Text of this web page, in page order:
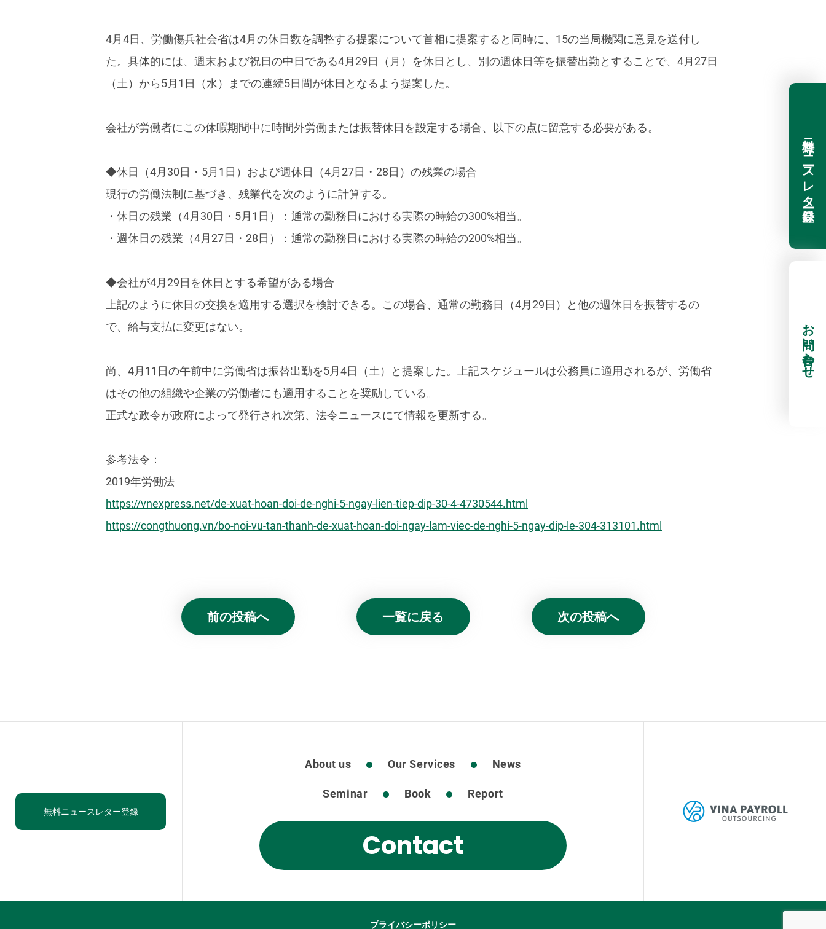
4月4日、労働傷兵社会省は4月の休日数を調整する提案について首相に提案すると同時に、15の当局機関に意見を送付し
た。具体的には、週末および祝日の中日である4月29日（月）を休日とし、別の週休日等を振替出勤とすることで、4月27日
（土）から5月1日（水）までの連続5日間が休日となるよう提案した。
会社が労働者にこの休暇期間中に時間外労働または振替休日を設定する場合、以下の点に留意する必要がある。
◆休日（4月30日・5月1日）および週休日（4月27日・28日）の残業の場合
現行の労働法制に基づき、残業代を次のように計算する。
・休日の残業（4月30日・5月1日）：通常の勤務日における実際の時給の300%相当。
・週休日の残業（4月27日・28日）：通常の勤務日における実際の時給の200%相当。
◆会社が4月29日を休日とする希望がある場合
上記のように休日の交換を適用する選択を検討できる。この場合、通常の勤務日（4月29日）と他の週休日を振替するの
で、給与支払に変更はない。
尚、4月11日の午前中に労働省は振替出勤を5月4日（土）と提案した。上記スケジュールは公務員に適用されるが、労働省
はその他の組織や企業の労働者にも適用することを奨励している。
正式な政令が政府によって発行され次第、法令ニュースにて情報を更新する。
参考法令：
2019年労働法
https://vnexpress.net/de-xuat-hoan-doi-de-nghi-5-ngay-lien-tiep-dip-30-4-4730544.html
https://congthuong.vn/bo-noi-vu-tan-thanh-de-xuat-hoan-doi-ngay-lam-viec-de-nghi-5-ngay-dip-le-304-313101.html
前の投稿へ 一覧に戻る 次の投稿へ
無料ニュースレター登録
お問い合わせ
無料ニュースレター登録
About us Our Services News
Seminar Book Report
Contact
プライバシーポリシー